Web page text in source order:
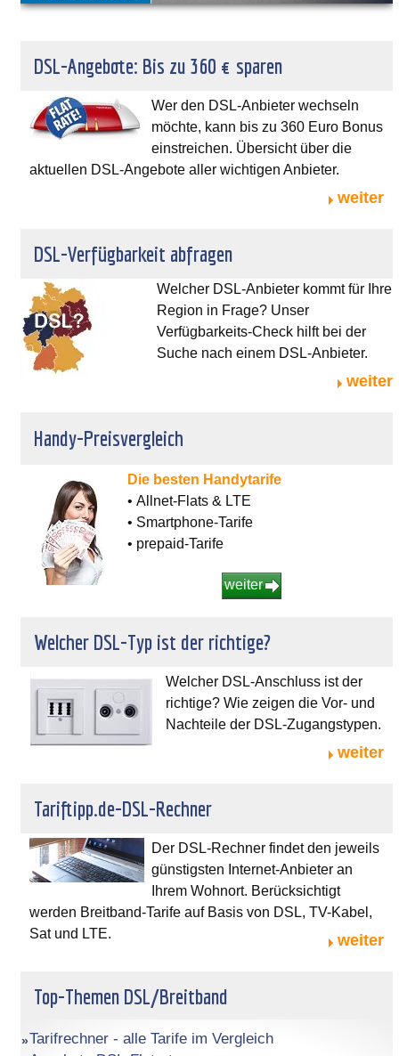
DSL-Angebote: Bis zu 360 € sparen
Wer den DSL-Anbieter wechseln
möchte, kann bis zu 360 Euro Bonus
einstreichen. Übersicht über die
aktuellen DSL-Angebote aller wichtigen Anbieter.
weiter
DSL-Verfügbarkeit abfragen
Welcher DSL-Anbieter kommt für Ihre
Region in Frage? Unser
Verfügbarkeits-Check hilft bei der
Suche nach einem DSL-Anbieter.
weiter
Handy-Preisvergleich
Die besten Handytarife
• Allnet-Flats & LTE
• Smartphone-Tarife
• prepaid-Tarife
weiter
Welcher DSL-Typ ist der richtige?
Welcher DSL-Anschluss ist der
richtige? Wie zeigen die Vor- und
Nachteile der DSL-Zugangstypen.
weiter
Tariftipp.de-DSL-Rechner
Der DSL-Rechner findet den jeweils
günstigsten Internet-Anbieter an
Ihrem Wohnort. Berücksichtigt
werden Breitband-Tarife auf Basis von DSL, TV-Kabel,
Sat und LTE.
weiter
Top-Themen DSL/Breitband
Tarifrechner - alle Tarife im Vergleich